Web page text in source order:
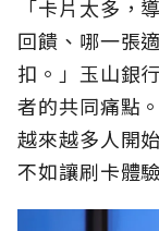
「卡片太多，
回饋、哪一張
扣。」玉山銀
者的共同痛點
越來越多人開
不如讓刷卡體